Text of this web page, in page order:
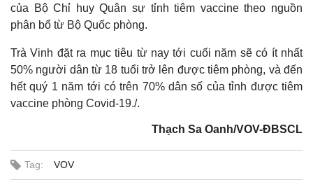
của Bộ Chỉ huy Quân sự tỉnh tiêm vaccine theo nguồn
phân bổ từ Bộ Quốc phòng.
Trà Vinh đặt ra mục tiêu từ nay tới cuối năm sẽ có ít nhất
50% người dân từ 18 tuổi trở lên được tiêm phòng, và đến
hết quý 1 năm tới có trên 70% dân số của tỉnh được tiêm
vaccine phòng Covid-19./.
Thạch Sa Oanh/VOV-ĐBSCL
Tag: VOV